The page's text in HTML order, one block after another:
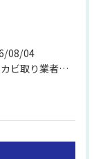
08/04
福岡のカビ取り業者おすすめの選び方と費用